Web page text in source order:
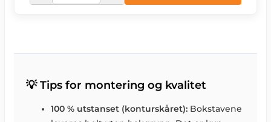
💡 Tips for montering og kvalitet
100 % utstanset (konturskåret): Bokstavene